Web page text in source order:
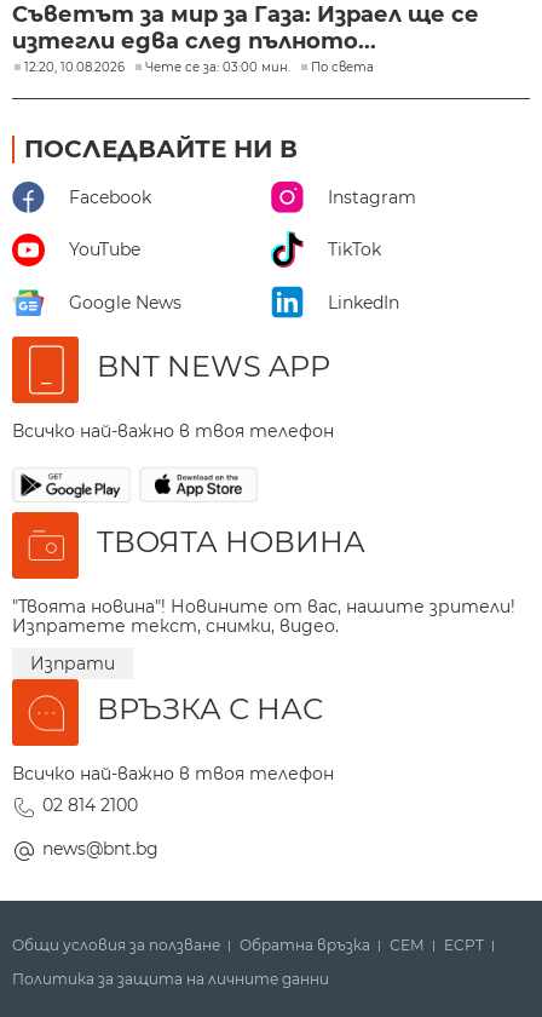
Съветът за мир за Газа: Израел ще се
изтегли едва след пълното...
12:20, 10.08.2026 Чете се за: 03:00 мин. По света
ПОСЛЕДВАЙТЕ НИ В
Facebook Instagram
YouTube TikTok
Google News LinkedIn
BNT NEWS APP
Всичко най-важно в твоя телефон
ТВОЯТА НОВИНА
"Твоята новина"! Новините от вас, нашите зрители!
Изпратете текст, снимки, видео.
Изпрати
ВРЪЗКА С НАС
Всичко най-важно в твоя телефон
02 814 2100
news@bnt.bg
Общи условия за ползване Обратна връзка СЕМ
ECPT
Политика за защита на личните данни